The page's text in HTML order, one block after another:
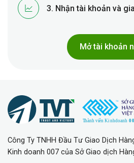
3. Nhận tài khoản và
Mở tài khoản
Công Ty TNHH Đầu Tư Giao Dịch
Kinh doanh 007 của Sở Giao dịch